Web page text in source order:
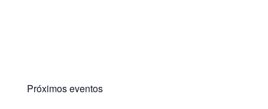
Próximos eventos